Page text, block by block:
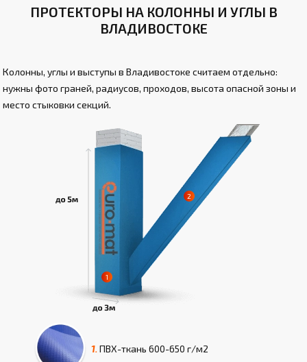
ПРОТЕКТОРЫ НА КОЛОННЫ И УГЛЫ В
ВЛАДИВОСТОКЕ
Колонны, углы и выступы в Владивостоке считаем отдельно:
нужны фото граней, радиусов, проходов, высота опасной зоны и
место стыковки секций.
1. ПВХ-ткань 600-650 г/м2